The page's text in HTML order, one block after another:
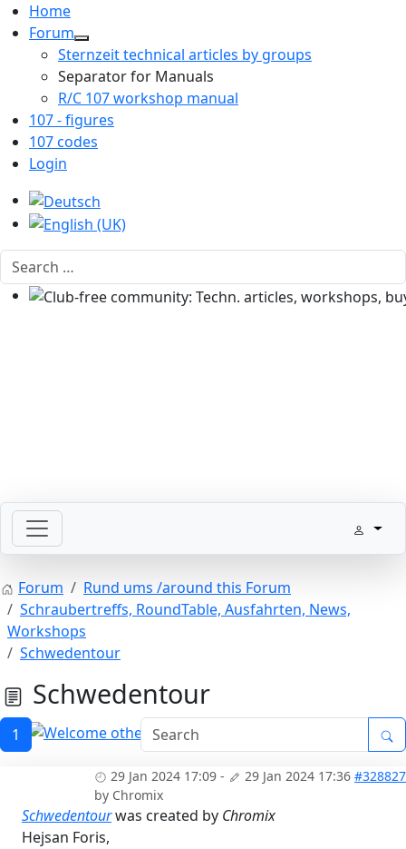
Home
Forum
Sternzeit technical articles by groups
Separator for Manuals
R/C 107 workshop manual
107 - figures
107 codes
Login
Select your language
Search
SLpedia Workshop Manual
Welcome other MB Classic Cars
Forum
Rund ums /around this Forum
Schraubertreffs, RoundTable, Ausfahrten, News,
Workshops
Schwedentour
Schwedentour
1
29 Jan 2024 17:09 - 29 Jan 2024 17:36 #328827
by Chromix
Schwedentourwas created by Chromix
Hejsan Foris,